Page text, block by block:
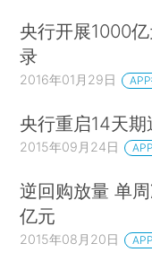
央行开展1000
录
2016年01月29日
央行重启14天
2015年09月24日
逆回购放量 单
亿元
2015年08月20日